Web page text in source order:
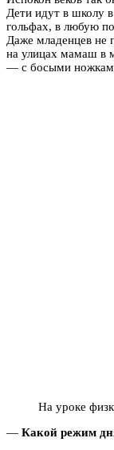
Дети идут в школу
гольфах, в любую
Даже младенцев не
на улицах мамаш в
— с босыми
На уроке
— Какой режим